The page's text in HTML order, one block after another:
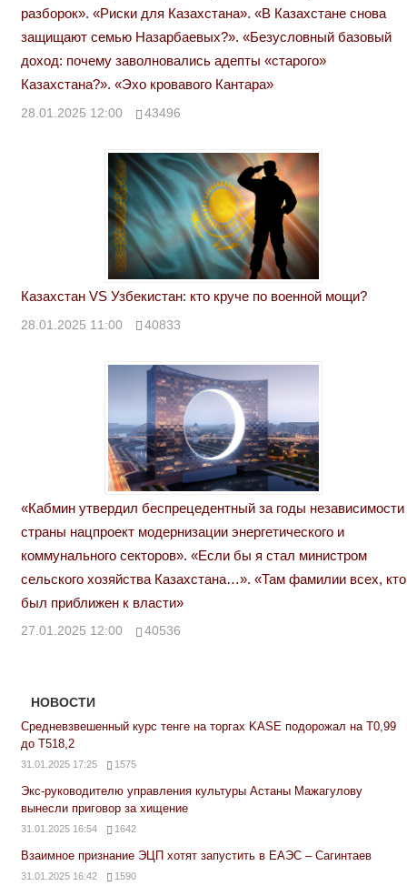
разборок». «Риски для Казахстана». «В Казахстане снова
защищают семью Назарбаевых?». «Безусловный базовый
доход: почему заволновались адепты «старого»
Казахстана?». «Эхо кровавого Кантара»
28.01.2025 12:00 43496
Казахстан VS Узбекистан: кто круче по военной мощи?
28.01.2025 11:00 40833
«Кабмин утвердил беспрецедентный за годы независимости
страны нацпроект модернизации энергетического и
коммунального секторов». «Если бы я стал министром
сельского хозяйства Казахстана…». «Там фамилии всех, кто
был приближен к власти»
27.01.2025 12:00 40536
НОВОСТИ
Средневзвешенный курс тенге на торгах KASE подорожал на Т0,99
до Т518,2
31.01.2025 17:25 1575
Экс-руководителю управления культуры Астаны Мажагулову
вынесли приговор за хищение
31.01.2025 16:54 1642
Взаимное признание ЭЦП хотят запустить в ЕАЭС – Сагинтаев
31.01.2025 16:42 1590